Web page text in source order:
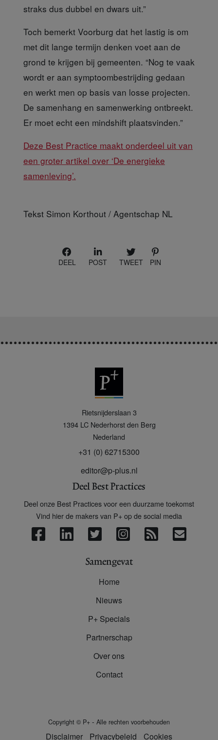
straks dus dubbel en dwars uit.”
Toch bemerkt Voorburg dat het lastig is om
met dit lange termijn denken voet aan de
grond te krijgen bij gemeenten. “Nog te vaak
wordt er aan symptoombestrijding gedaan
en werkt men op basis van losse projecten.
De samenhang en samenwerking ontbreekt.
Er moet echt een mindshift plaatsvinden.”
Deze Best Practice maakt onderdeel uit van
een groter artikel over ‘De energieke
samenleving’.
Tekst Simon Korthout / Agentschap NL
DEEL POST TWEET PIN
Rietsnijderslaan 3
1394 LC Nederhorst den Berg
Nederland
+31 (0) 62715300
editor@p-plus.nl
Deel Best Practices
Deel onze Best Practices voor een duurzame toekomst
Vind hier de makers van P+ op de social media
Samengevat
Home
Nieuws
P+ Specials
Partnerschap
Over ons
Contact
Copyright © P+ - Alle rechten voorbehouden
Disclaimer Privacybeleid Cookies